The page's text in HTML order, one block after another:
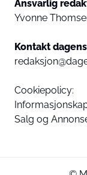
Ansvarlig
Yvonne
Kontakt
Cookiepolicy:
Salg og